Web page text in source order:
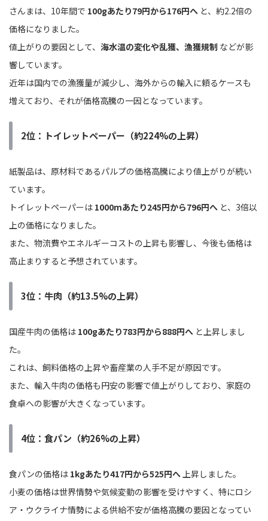
さんまは、10年間で 100gあたり79円から176円へ と、約2.2倍の
価格になりました。
値上がりの要因として、 海水温の変化や乱獲、漁獲規制 などが影
響しています。
近年は国内での漁獲量が減少し、海外からの輸入に頼るケースも
増えており、それが価格高騰の一因となっています。
2位：トイレットペーパー（約224%の上昇）
紙製品は、原材料であるパルプの価格高騰により値上がりが続い
ています。
トイレットペーパーは 1000mあたり245円から796円へ と、3倍以
上の価格になりました。
また、物流費やエネルギーコストの上昇も影響し、今後も価格は
高止まりすると予想されています。
3位：牛肉（約13.5%の上昇）
国産牛肉の価格は 100gあたり783円から888円へ と上昇しまし
た。
これは、飼料価格の上昇や畜産業の人手不足が原因です。
また、輸入牛肉の価格も円安の影響で値上がりしており、家庭の
食卓への影響が大きくなっています。
4位：食パン（約26%の上昇）
食パンの価格は 1kgあたり417円から525円へ上昇しました。
小麦の価格は世界情勢や気候変動の影響を受けやすく、特にロシ
ア・ウクライナ情勢による供給不安が価格高騰の要因となってい